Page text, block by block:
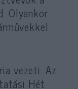
Olyankor
vezeti. Az
Hét